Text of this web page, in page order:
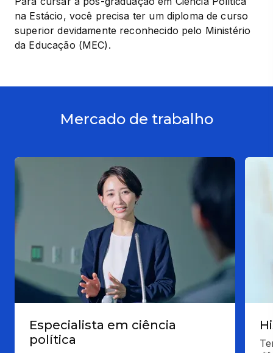
na Estácio, você precisa ter um diploma de curso
superior devidamente reconhecido pelo Ministério
da Educação (MEC).
Mercado de trabalho
Especialista em ciência
política